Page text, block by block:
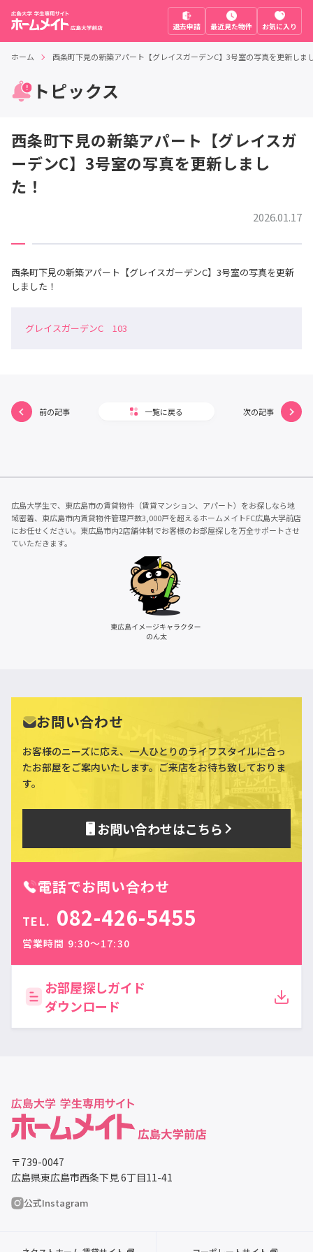
退去申請 最近見た物件 お気に入り
ホーム 西条町下見の新築アパート【グレイスガーデンC】3号室の写真を更新しま
トピックス
西条町下見の新築アパート【グレイスガ
ーデンC】3号室の写真を更新しまし
た！
2026.01.17
西条町下見の新築アパート【グレイスガーデンC】3号室の写真を更新
しました！
グレイスガーデンC 103
前の記事 一覧に戻る 次の記事
広島大学生で、東広島市の賃貸物件（賃貸マンション、アパート）をお探しなら地
域密着、東広島市内賃貸物件管理戸数3,000戸を超えるホームメイトFC広島大学前店
にお任せください。東広島市内2店舗体制でお客様のお部屋探しを万全サポートさせ
ていただきます。
お問い合わせ
お客様のニーズに応え、一人ひとりのライフスタイルに合っ
たお部屋をご案内いたします。ご来店をお待ち致しておりま
す。
お問い合わせはこちら
電話でお問い合わせ
TEL. 082-426-5455
営業時間 9:30〜17:30
お部屋探しガイド
ダウンロード
〒739-0047
広島県東広島市西条下見 6丁目11-41
公式Instagram